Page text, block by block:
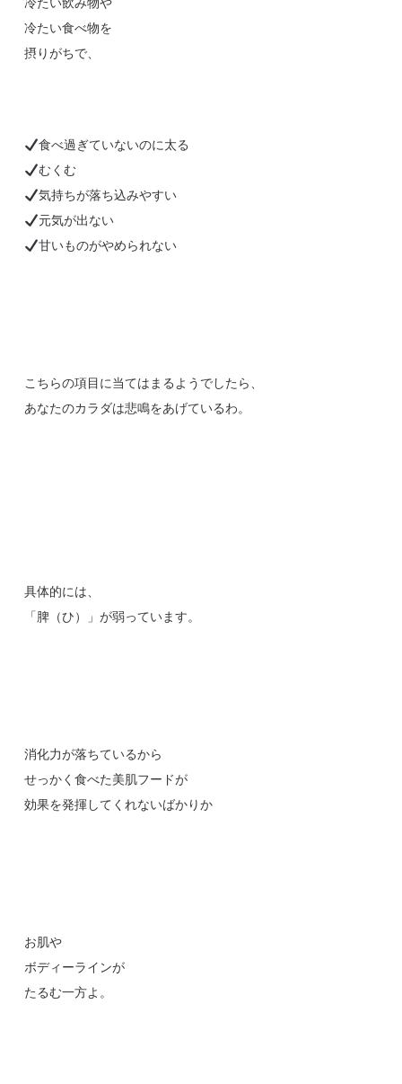
冷たい飲み物や
冷たい食べ物を
摂りがちで、
食べ過ぎていないのに太る
むくむ
気持ちが落ち込みやすい
元気が出ない
甘いものがやめられない
こちらの項目に当てはまるようでしたら、
あなたのカラダは悲鳴をあげているわ。
具体的には、
「脾（ひ）」が弱っています。
消化力が落ちているから
せっかく食べた美肌フードが
効果を発揮してくれないばかりか
お肌や
ボディーラインが
たるむ一方よ。